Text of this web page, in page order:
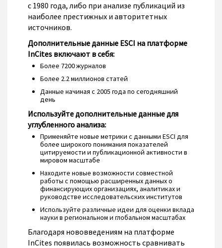
с 1980 года, либо при анализе публикаций из
наиболее престижных и авторитетных
источников.
Дополнительные данные ESCI на платформе
InCites включают в себя:
Более 7200 журналов
Более 2.2 миллионов статей
Данные начиная с 2005 года по сегодняшний
день
Используйте дополнительные данные для
углубленного анализа:
Применяйте новые метрики с данными ESCI для
более широкого понимания показателей
цитируемости и публикационной активности в
мировом масштабе
Находите новые возможности совместной
работы с помощью расширенных данных о
финансирующих организациях, аналитиках и
руководстве исследовательских институтов
Используйте различные идеи для оценки вклада
науки в региональном и глобальном масштабах
Благодаря нововведениям на платформе
InCites появилась возможность сравнивать